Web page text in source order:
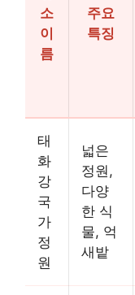
소
이
름
주요
특징
태
화
강
국
가
정
원
넓은
정원,
다양
한 식
물, 억
새밭